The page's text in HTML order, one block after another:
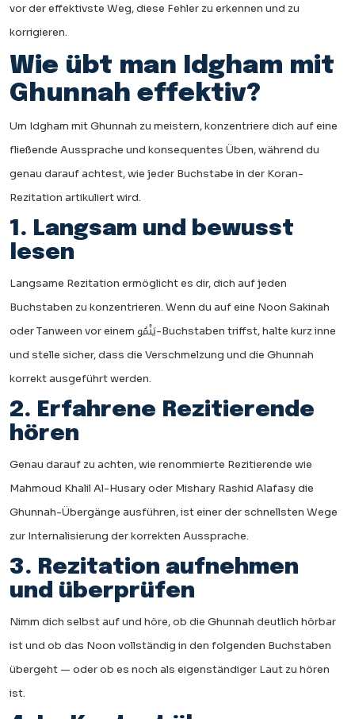
vor der effektivste Weg, diese Fehler zu erkennen und zu
korrigieren.
Wie übt man Idgham mit
Ghunnah effektiv?
Um Idgham mit Ghunnah zu meistern, konzentriere dich auf eine
fließende Aussprache und konsequentes Üben, während du
genau darauf achtest, wie jeder Buchstabe in der Koran-
Rezitation artikuliert wird.
1. Langsam und bewusst
lesen
Langsame Rezitation ermöglicht es dir, dich auf jeden
Buchstaben zu konzentrieren. Wenn du auf eine Noon Sakinah
oder Tanween vor einem يَنْمُو-Buchstaben triffst, halte kurz inne
und stelle sicher, dass die Verschmelzung und die Ghunnah
korrekt ausgeführt werden.
2. Erfahrene Rezitierende
hören
Genau darauf zu achten, wie renommierte Rezitierende wie
Mahmoud Khalil Al-Husary oder Mishary Rashid Alafasy die
Ghunnah-Übergänge ausführen, ist einer der schnellsten Wege
zur Internalisierung der korrekten Aussprache.
3. Rezitation aufnehmen
und überprüfen
Nimm dich selbst auf und höre, ob die Ghunnah deutlich hörbar
ist und ob das Noon vollständig in den folgenden Buchstaben
übergeht — oder ob es noch als eigenständiger Laut zu hören
ist.